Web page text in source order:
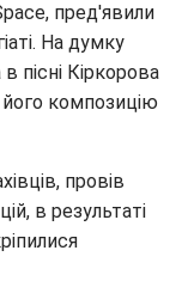
пред'явили
На думку
пісні Кіркорова
композицію
провів
в результаті